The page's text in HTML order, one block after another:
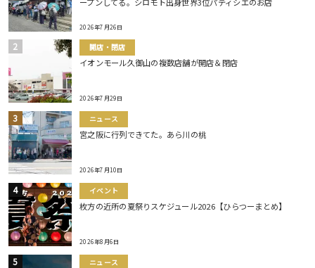
2026年7月26日
開店・閉店
イオンモール久御山の複数店舗が開店＆閉店
2026年7月29日
ニュース
宮之阪に行列できてた。あら川の桃
2026年7月10日
イベント
枚方の近所の夏祭りスケジュール2026【ひらつーまとめ】
2026年8月6日
ニュース